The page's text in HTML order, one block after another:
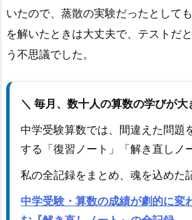
いたので、蒸散の実験だったとして
を解いたときは大丈夫で、テストだ
う不思議でした。
＼ 毎月、数十人の算数の学びが大
中学受験算数では、間違えた問題
する「復習ノート」「解き直しノ
私の全記録をまとめ、魂を込めた
中学受験・算数の成績が劇的に変